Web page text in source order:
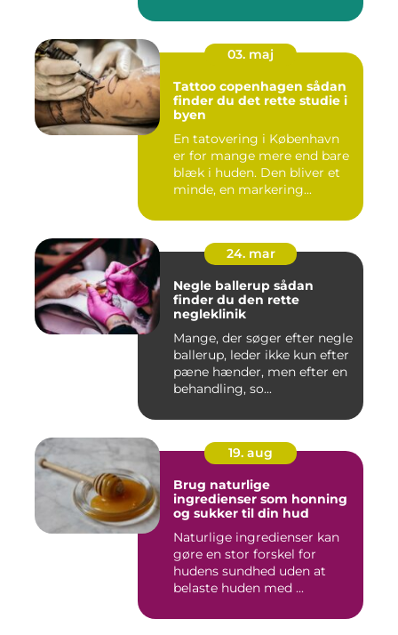
03. maj
Tattoo copenhagen sådan
finder du det rette studie i
byen
En tatovering i København
er for mange mere end bare
blæk i huden. Den bliver et
minde, en markering...
24. mar
Negle ballerup sådan
finder du den rette
negleklinik
Mange, der søger efter negle
ballerup, leder ikke kun efter
pæne hænder, men efter en
behandling, so...
19. aug
Brug naturlige
ingredienser som honning
og sukker til din hud
Naturlige ingredienser kan
gøre en stor forskel for
hudens sundhed uden at
belaste huden med ...